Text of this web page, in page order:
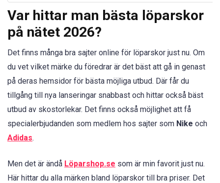
Var hittar man bästa löparskor
på nätet 2026?
Det finns många bra sajter online för löparskor just nu. Om
du vet vilket märke du föredrar är det bäst att gå in genast
på deras hemsidor för bästa möjliga utbud. Där får du
tillgång till nya lanseringar snabbast och hittar också bäst
utbud av skostorlekar. Det finns också möjlighet att få
specialerbjudanden som medlem hos sajter som Nike och
Adidas.
Men det är ändå Löparshop.se som är min favorit just nu.
Här hittar du alla märken bland löparskor till bra priser. Det